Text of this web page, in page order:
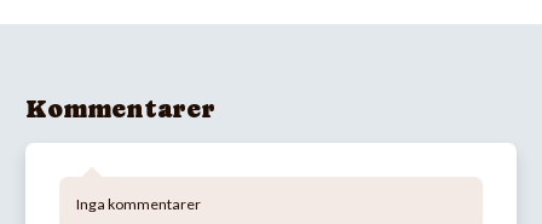
Kommentarer
Inga kommentarer